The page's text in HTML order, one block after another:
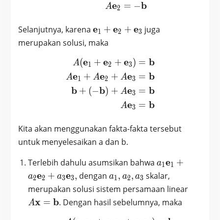
Ae2 = −b
Selanjutnya, karena \textbf{e}_1
+
+
\textbf{e}_3
e1 + e2 + e3 juga
merupakan solusi, maka
\begin{aligned}A
A(e1 + e2 + e3)
Ae1 + Ae2 + Ae3
b + (−b) + Ae3
Ae3
= b
= b
= b
= b
Kita akan menggunakan fakta-fakta tersebut
untuk menyelesaikan a dan b.
Terlebih dahulu asumsikan bahwa a_1
\textbf{e}_1
+a_2
\textbf{e}_2
+a_3
a1e1 +
a2e2 + a3e3, dengana_1,
a_2,
a_3
a1, a2, a3 skalar,
merupakan solusi sistem persamaan linearA
Ax = b. Dengan hasil sebelumnya, maka